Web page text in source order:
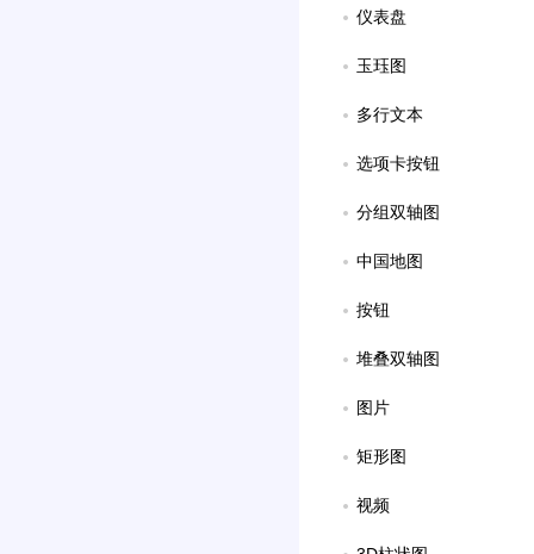
仪表盘
玉珏图
多行文本
选项卡按钮
分组双轴图
中国地图
按钮
堆叠双轴图
图片
矩形图
视频